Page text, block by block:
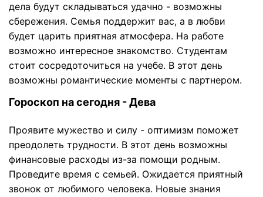
дела будут складываться удачно - возможны
сбережения. Семья поддержит вас, а в любви
будет царить приятная атмосфера. На работе
возможно интересное знакомство. Студентам
стоит сосредоточиться на учебе. В этот день
возможны романтические моменты с партнером.
Гороскоп на сегодня - Дева
Проявите мужество и силу - оптимизм поможет
преодолеть трудности. В этот день возможны
финансовые расходы из-за помощи родным.
Проведите время с семьей. Ожидается приятный
звонок от любимого человека. Новые знания